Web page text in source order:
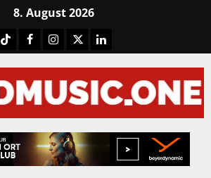
8. August 2026
TiktokFacebook
Instagram
X LinkedIN